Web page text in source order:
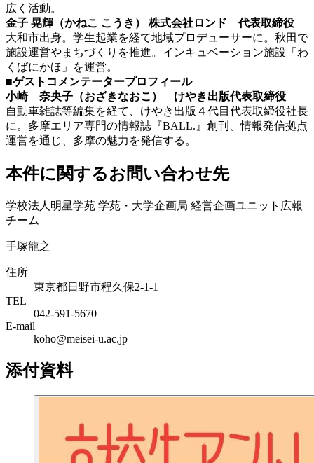
広く活動。
金子 晃輝（かねこ こうき）
株式会社ロンド 代表取締役
大和市出身。学生起業を経て地域プロデューサーに。秋田で
施設運営やまちづくりを推進。インキュベーション施設「わ
くばにかほ」を運営。
■ゲストコメンテータープロフィール
小崎 奈央子（おざきなおこ） けやき出版代表取締役
自動車雑誌等編集を経て、けやき出版４代目代表取締役社長
に。多摩エリア専門の情報誌『BALL.』創刊、情報発信拠点
運営を通じ、多摩の魅力を発信する。
本件に関するお問い合わせ先
学校法人明星学苑 学苑・大学企画局 経営企画ユニット広報
チーム
手塚龍之
住所
東京都日野市程久保2-1-1
TEL
042-591-5670
E-mail
koho@meisei-u.ac.jp
添付資料